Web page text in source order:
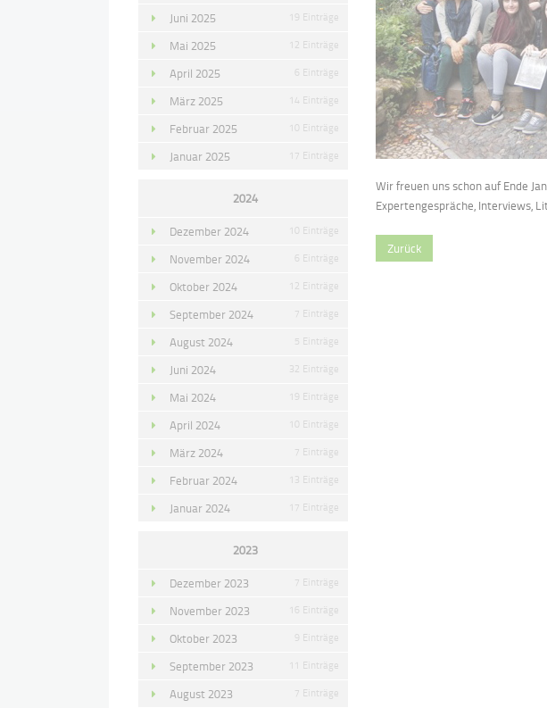
Wir freuen uns schon auf Ende
Expertengespräche, Interviews,
Zurück
Juni 2025 19 Einträge
Mai 2025 12 Einträge
April 2025 6 Einträge
März 2025 14 Einträge
Februar 2025 10 Einträge
Januar 2025 17 Einträge
2024
Dezember 2024 10 Einträge
November 2024 6 Einträge
Oktober 2024 12 Einträge
September 2024 7 Einträge
August 2024 5 Einträge
Juni 2024 32 Einträge
Mai 2024 19 Einträge
April 2024 10 Einträge
März 2024 7 Einträge
Februar 2024 13 Einträge
Januar 2024 17 Einträge
2023
Dezember 2023 7 Einträge
November 2023 16 Einträge
Oktober 2023 9 Einträge
September 2023 11 Einträge
August 2023 7 Einträge